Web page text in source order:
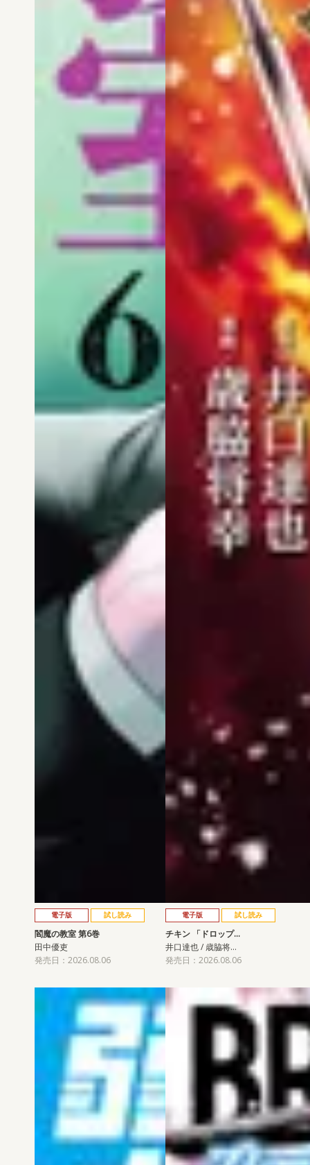
電子版 試し読み
閻魔の教室 第6巻
田中優吏
発売日：2026.08.06
電子版 試し読み
チキン 「ドロップ…
井口達也 / 歳脇将…
発売日：2026.08.06